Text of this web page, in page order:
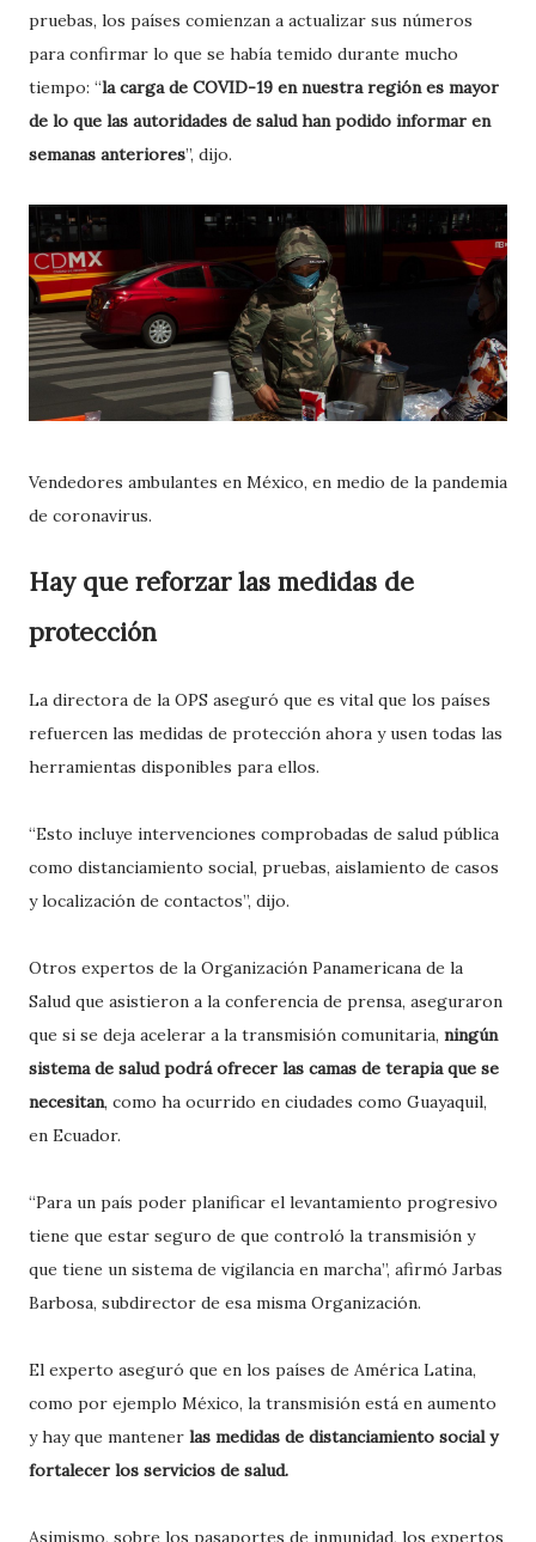
pruebas, los países comienzan a actualizar sus números
para confirmar lo que se había temido durante mucho
tiempo: “la carga de COVID-19 en nuestra región es mayor
de lo que las autoridades de salud han podido informar en
semanas anteriores”, dijo.
Vendedores ambulantes en México, en medio de la pandemia
de coronavirus.
Hay que reforzar las medidas de
protección
La directora de la OPS aseguró que es vital que los países
refuercen las medidas de protección ahora y usen todas las
herramientas disponibles para ellos.
“Esto incluye intervenciones comprobadas de salud pública
como distanciamiento social, pruebas, aislamiento de casos
y localización de contactos”, dijo.
Otros expertos de la Organización Panamericana de la
Salud que asistieron a la conferencia de prensa, aseguraron
que si se deja acelerar a la transmisión comunitaria, ningún
sistema de salud podrá ofrecer las camas de terapia que se
necesitan, como ha ocurrido en ciudades como Guayaquil,
en Ecuador.
“Para un país poder planificar el levantamiento progresivo
tiene que estar seguro de que controló la transmisión y
que tiene un sistema de vigilancia en marcha”, afirmó Jarbas
Barbosa, subdirector de esa misma Organización.
El experto aseguró que en los países de América Latina,
como por ejemplo México, la transmisión está en aumento
y hay que mantener las medidas de distanciamiento social y
fortalecer los servicios de salud.
Asimismo, sobre los pasaportes de inmunidad, los expertos